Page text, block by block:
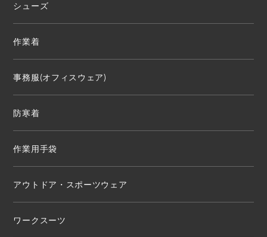
シューズ
作業着
事務服(オフィスウェア)
防寒着
作業用手袋
アウトドア・スポーツウェア
ワークスーツ